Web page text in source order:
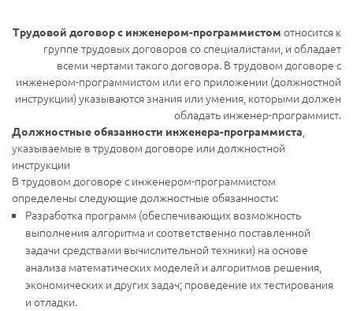
Трудовой договор с инженером-программистом относится к
группе трудовых договоров со специалистами, и обладает
всеми чертами такого договора. В трудовом договоре с
инженером-программистом или его приложении (должностной
инструкции) указываются знания или умения, которыми должен
обладать инженер-программист.
Должностные обязанности инженера-программиста,
указываемые в трудовом договоре или должностной
инструкции
В трудовом договоре с инженером-программистом
определены следующие должностные обязанности:
Разработка программ (обеспечивающих возможность
выполнения алгоритма и соответственно поставленной
задачи средствами вычислительной техники) на основе
анализа математических моделей и алгоритмов решения,
экономических и других задач; проведение их тестирования
и отладки.